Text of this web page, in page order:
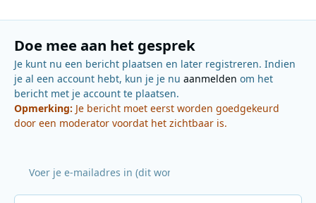
Doe mee aan het gesprek
Je kunt nu een bericht plaatsen en later registreren. Indien
je al een account hebt, kun je je nu aanmelden om het
bericht met je account te plaatsen.
Opmerking: Je bericht moet eerst worden goedgekeurd
door een moderator voordat het zichtbaar is.